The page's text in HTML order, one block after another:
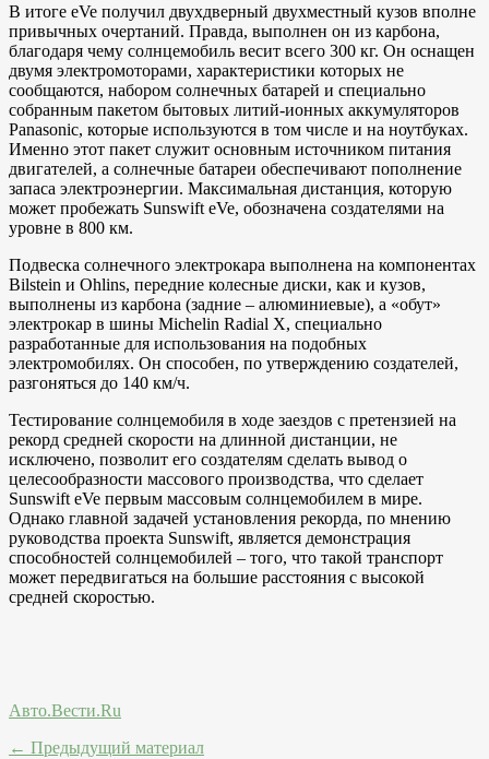
В итоге eVe получил двухдверный двухместный кузов вполне
привычных очертаний. Правда, выполнен он из карбона,
благодаря чему солнцемобиль весит всего 300 кг. Он оснащен
двумя электромоторами, характеристики которых не
сообщаются, набором солнечных батарей и специально
собранным пакетом бытовых литий-ионных аккумуляторов
Panasonic, которые используются в том числе и на ноутбуках.
Именно этот пакет служит основным источником питания
двигателей, а солнечные батареи обеспечивают пополнение
запаса электроэнергии. Максимальная дистанция, которую
может пробежать Sunswift eVe, обозначена создателями на
уровне в 800 км.
Подвеска солнечного электрокара выполнена на компонентах
Bilstein и Ohlins, передние колесные диски, как и кузов,
выполнены из карбона (задние – алюминиевые), а «обут»
электрокар в шины Michelin Radial X, специально
разработанные для использования на подобных
электромобилях. Он способен, по утверждению создателей,
разгоняться до 140 км/ч.
Тестирование солнцемобиля в ходе заездов с претензией на
рекорд средней скорости на длинной дистанции, не
исключено, позволит его создателям сделать вывод о
целесообразности массового производства, что сделает
Sunswift eVe первым массовым солнцемобилем в мире.
Однако главной задачей установления рекорда, по мнению
руководства проекта Sunswift, является демонстрация
способностей солнцемобилей – того, что такой транспорт
может передвигаться на большие расстояния с высокой
средней скоростью.
Авто.Вести.Ru
← Предыдущий материал